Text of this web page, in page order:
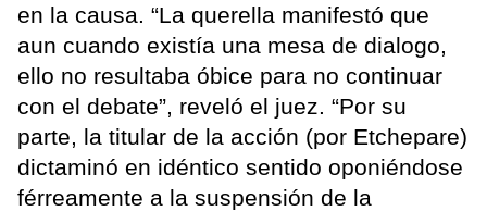
en la causa. “La querella manifestó que
aun cuando existía una mesa de dialogo,
ello no resultaba óbice para no continuar
con el debate”, reveló el juez. “Por su
parte, la titular de la acción (por Etchepare)
dictaminó en idéntico sentido oponiéndose
férreamente a la suspensión de la